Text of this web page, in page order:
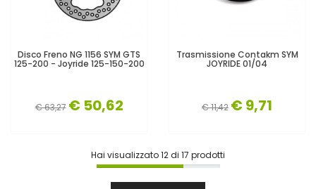
Disco Freno NG 1156 SYM GTS
125-200 - Joyride 125-150-200
€ 63,27 € 50,62
Trasmissione Contakm SYM
JOYRIDE 01/04
€ 11,42 € 9,71
Hai visualizzato12di 17 prodotti